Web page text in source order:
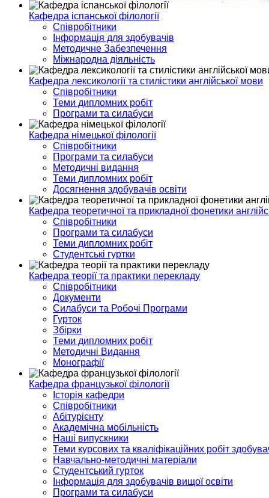
Кафедра іспанської філології
Співробітники
Інформація для здобувачів
Методичне Забезпечення
Міжнародна діяльність
Кафедра лексикології та стилістики англійської мови
Співробітники
Теми дипломних робіт
Програми та силабуси
Кафедра німецької філології
Співробітники
Програми та силабуси
Методичні видання
Теми дипломних робіт
Досягнення здобувачів освіти
Кафедра теоретичної та прикладної фонетики
Співробітники
Програми та силабуси
Теми дипломних робіт
Студентські гуртки
Кафедра теорії та практики перекладу
Співробітники
Документи
Силабуси та Робочі Програми
Гурток
Збірки
Теми дипломних робіт
Методичні Видання
Монографії
Кафедра французької філології
Історія кафедри
Співробітники
Абітурієнту
Академічна мобільність
Наші випускники
Теми курсових та кваліфікаційних робіт
Навчально-методичні матеріали
Студентський гурток
Інформація для здобувачів вищої освіти
Програми та силабуси